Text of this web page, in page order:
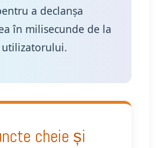
a declanșa
în milisecunde de la
cheie și